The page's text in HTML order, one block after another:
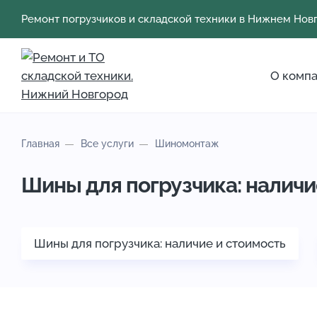
Ремонт погрузчиков и складской техники в Нижнем
О
Главная Все услуги Шиномонтаж
Шины для погрузчика:
Шины для погрузчика: наличие и стоимость